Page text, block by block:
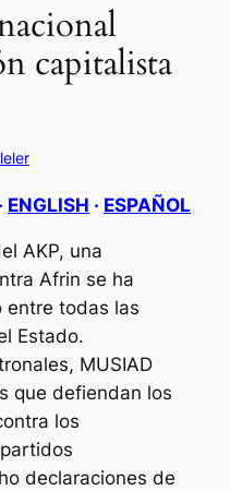
capitalista
· ENGLISH · ESPAÑOL
AKP, una
Afrin se ha
entre todas las
Estado.
MUSIAD
que defiendan los
los
declaraciones de